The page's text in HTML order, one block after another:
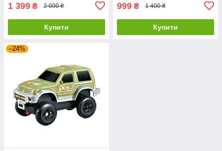
1 399 ₴ 2 000 ₴
Купити
999 ₴ 1 400 ₴
Купити
–24%